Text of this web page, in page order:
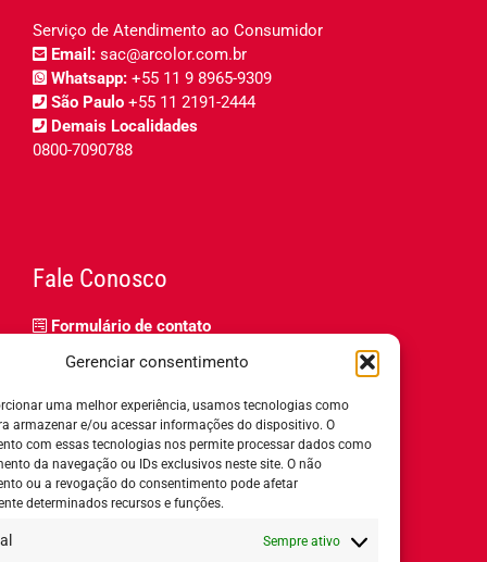
Gerenciar consentimento
uma melhor experiência, usamos tecnologias como
armazenar e/ou acessar informações do dispositivo. O
com essas tecnologias nos permite processar dados como
da navegação ou IDs exclusivos neste site. O não
ou a revogação do consentimento pode afetar
determinados recursos e funções.
Sempre ativo
Serviço de Atendimento ao Consumidor
Email: sac@arcolor.com.br
Whatsapp: +55 11 9 8965-9309
São Paulo +55 11 2191-2444
Demais Localidades
0800-7090788
Fale Conosco
Formulário de contato
Relatório de igualdade salarial
Horário de Atendimento:
8h ás 18h